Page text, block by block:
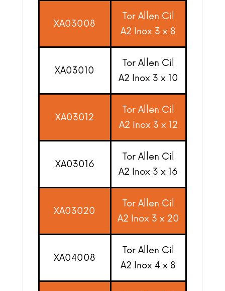
XA03008
Tor Allen Cil
A2 Inox 3 x 8
XA03010
Tor Allen Cil
A2 Inox 3 x 10
XA03012
Tor Allen Cil
A2 Inox 3 x 12
XA03016
Tor Allen Cil
A2 Inox 3 x 16
XA03020
Tor Allen Cil
A2 Inox 3 x 20
XA04008
Tor Allen Cil
A2 Inox 4 x 8